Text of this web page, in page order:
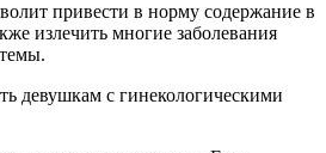
привести в норму содержание в
излечить многие заболевания
девушкам с гинекологическими